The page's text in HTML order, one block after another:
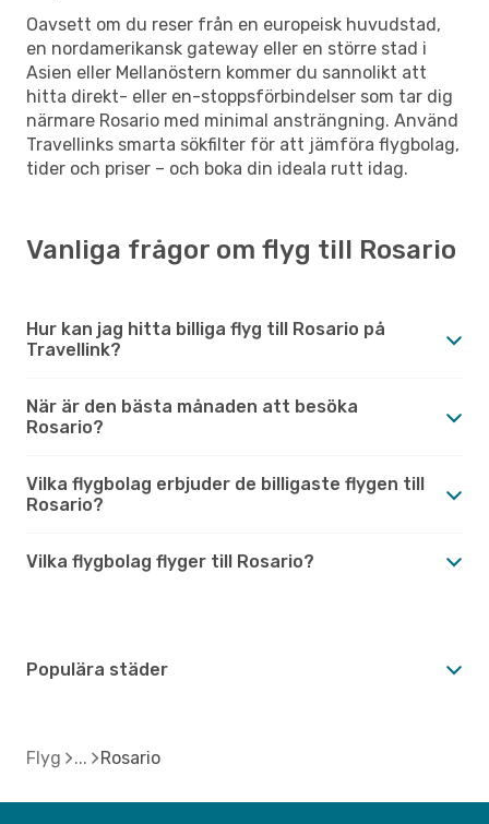
Oavsett om du reser från en europeisk huvudstad,
en nordamerikansk gateway eller en större stad i
Asien eller Mellanöstern kommer du sannolikt att
hitta direkt- eller en-stoppsförbindelser som tar dig
närmare Rosario med minimal ansträngning. Använd
Travellinks smarta sökfilter för att jämföra flygbolag,
tider och priser – och boka din ideala rutt idag.
Vanliga frågor om flyg till Rosario
Hur kan jag hitta billiga flyg till Rosario på
Travellink?
När är den bästa månaden att besöka
Rosario?
Vilka flygbolag erbjuder de billigaste flygen till
Rosario?
Vilka flygbolag flyger till Rosario?
Populära städer
Flyg Rosario